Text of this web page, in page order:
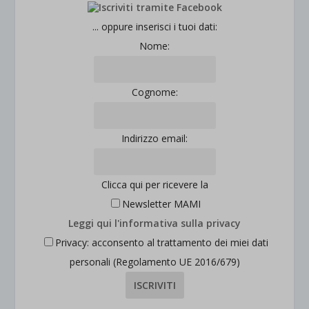
... oppure inserisci i tuoi dati:
Nome:
Cognome:
Indirizzo email:
Clicca qui per ricevere la
Newsletter MAMI
Leggi qui l'informativa sulla privacy
Privacy: acconsento al trattamento dei miei dati
personali (Regolamento UE 2016/679)
jetpackState[message]